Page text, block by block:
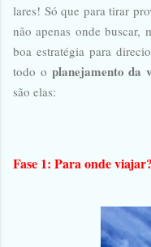
lares! Só que para tirar
não apenas onde buscar,
boa estratégia para
todo o planejamento da
são elas:
Fase 1: Para onde viajar?